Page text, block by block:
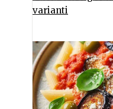
varianti